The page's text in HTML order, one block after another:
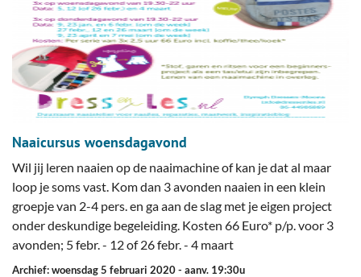
Naaicursus woensdagavond
Wil jij leren naaien op de naaimachine of kan je dat al maar
loop je soms vast. Kom dan 3 avonden naaien in een klein
groepje van 2-4 pers. en ga aan de slag met je eigen project
onder deskundige begeleiding. Kosten 66 Euro* p/p. voor 3
avonden; 5 febr. - 12 of 26 febr. - 4 maart
Archief: woensdag 5 februari 2020- aanv. 19:30u